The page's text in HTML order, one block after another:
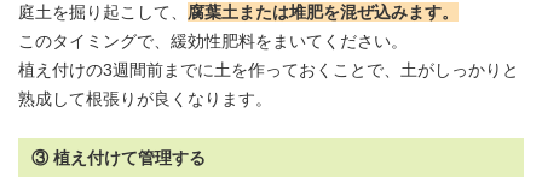
庭土を掘り起こして、 腐葉土または堆肥を混ぜ込みます。
このタイミングで、緩効性肥料をまいてください。
植え付けの3週間前までに土を作っておくことで、土がしっかりと
熟成して根張りが良くなります。
③ 植え付けて管理する